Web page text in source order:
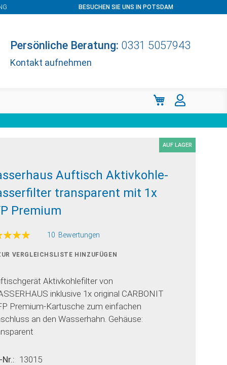
BESUCHEN SIE UNS IN POTSDAM
Persönliche Beratung: 0331 5057943
Kontakt aufnehmen
Mein Warenkorb
AUF LAGER
Auftisch Aktivkohle-
transparent mit 1x
Premium
10 Bewertungen
VERGLEICHSLISTE HINZUFÜGEN
Aktivkohlefilter von
inklusive 1x original CARBONIT
Premium-Kartusche zum einfachen
an den Wasserhahn. Gehäuse:
13015